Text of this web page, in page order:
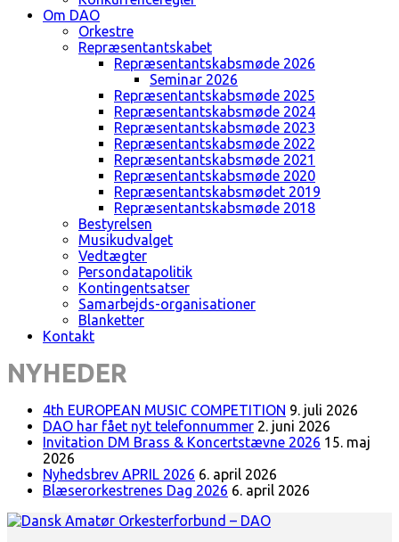
Om DAO
Orkestre
Repræsentantskabet
Repræsentantskabsmøde 2026
Seminar 2026
Repræsentantskabsmøde 2025
Repræsentantskabsmøde 2024
Repræsentantskabsmøde 2023
Repræsentantskabsmøde 2022
Repræsentantskabsmøde 2021
Repræsentantskabsmøde 2020
Repræsentantskabsmødet 2019
Repræsentantskabsmøde 2018
Bestyrelsen
Musikudvalget
Vedtægter
Persondatapolitik
Kontingentsatser
Samarbejds-organisationer
Blanketter
Kontakt
NYHEDER
4th EUROPEAN MUSIC COMPETITION 9. juli 2026
DAO har fået nyt telefonnummer 2. juni 2026
Invitation DM Brass & Koncertstævne 2026 15. maj
2026
Nyhedsbrev APRIL 2026 6. april 2026
Blæserorkestrenes Dag 2026 6. april 2026